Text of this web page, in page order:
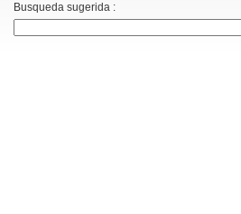
Busqueda sugerida :